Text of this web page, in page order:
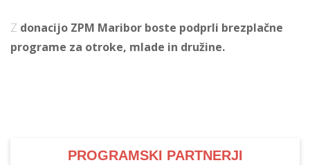
Z donacijo ZPM Maribor boste podprli brezplačne
programe za otroke, mlade in družine.
PROGRAMSKI PARTNERJI